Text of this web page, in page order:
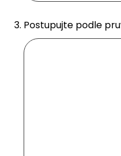
Postupujte podle